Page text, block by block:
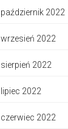
październik 2022
wrzesień 2022
sierpień 2022
lipiec 2022
czerwiec 2022